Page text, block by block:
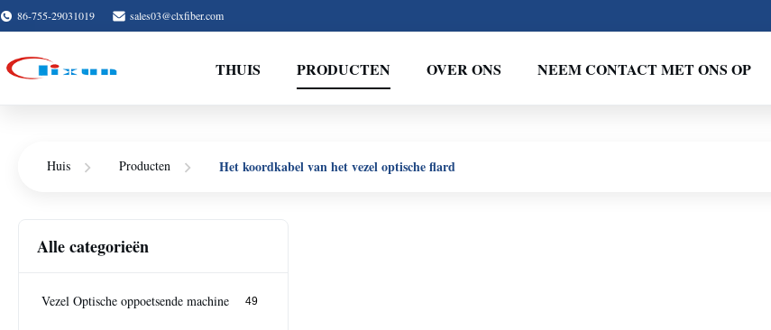
86-755-29031019 sales03@clxfiber.com
THUIS PRODUCTEN OVER ONS NEEM CONTACT MET ONS OP
Huis Producten Het koordkabel van het vezel optische flard
Alle categorieën
Vezel Optische oppoetsende machine 49